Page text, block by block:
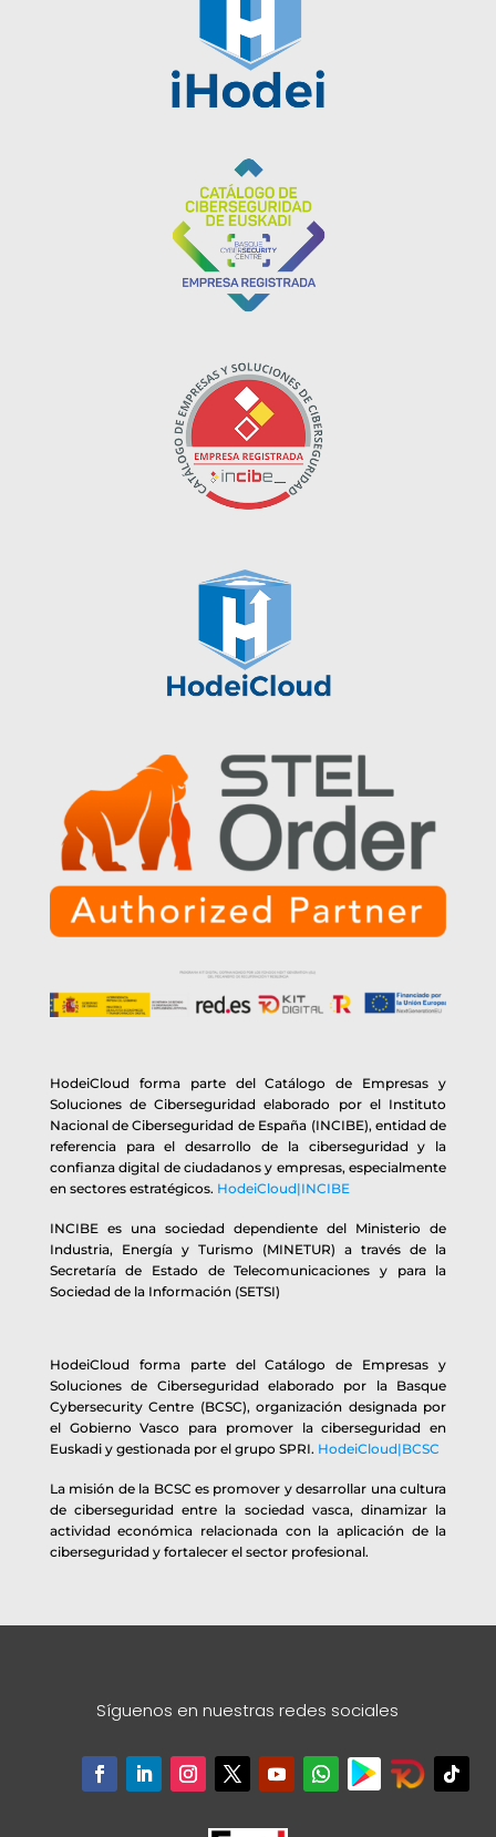
HodeiCloud forma parte del Catálogo de Empresas y
Soluciones de Ciberseguridad elaborado por el Instituto
Nacional de Ciberseguridad de España (INCIBE), entidad de
referencia para el desarrollo de la ciberseguridad y la
confianza digital de ciudadanos y empresas, especialmente
en sectores estratégicos. HodeiCloud|INCIBE
INCIBE es una sociedad dependiente del Ministerio de
Industria, Energía y Turismo (MINETUR) a través de la
Secretaría de Estado de Telecomunicaciones y para la
Sociedad de la Información (SETSI)
HodeiCloud forma parte del Catálogo de Empresas y
Soluciones de Ciberseguridad elaborado por la Basque
Cybersecurity Centre (BCSC), organización designada por
el Gobierno Vasco para promover la ciberseguridad en
Euskadi y gestionada por el grupo SPRI. HodeiCloud|BCSC
La misión de la BCSC es promover y desarrollar una cultura
de ciberseguridad entre la sociedad vasca, dinamizar la
actividad económica relacionada con la aplicación de la
ciberseguridad y fortalecer el sector profesional.
Síguenos en nuestras redes sociales